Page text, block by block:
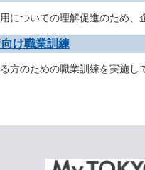
についての理解促進のため、
け職業訓練
方のための職業訓練を実施し